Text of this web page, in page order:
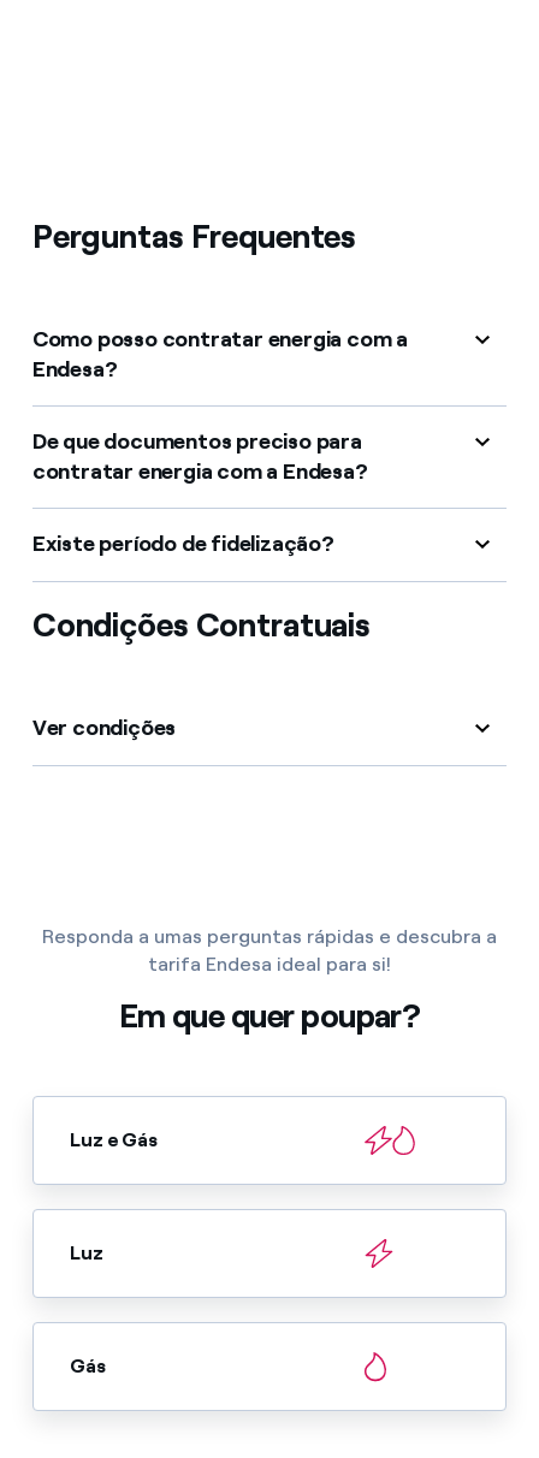
Perguntas Frequentes
Como posso contratar energia com a
Endesa?
De que documentos preciso para
contratar energia com a Endesa?
Existe período de fidelização?
Condições Contratuais
Ver condições
Responda a umas perguntas rápidas e descubra a
tarifa Endesa ideal para si!
Em que quer poupar?
Luz e Gás
Luz
Gás